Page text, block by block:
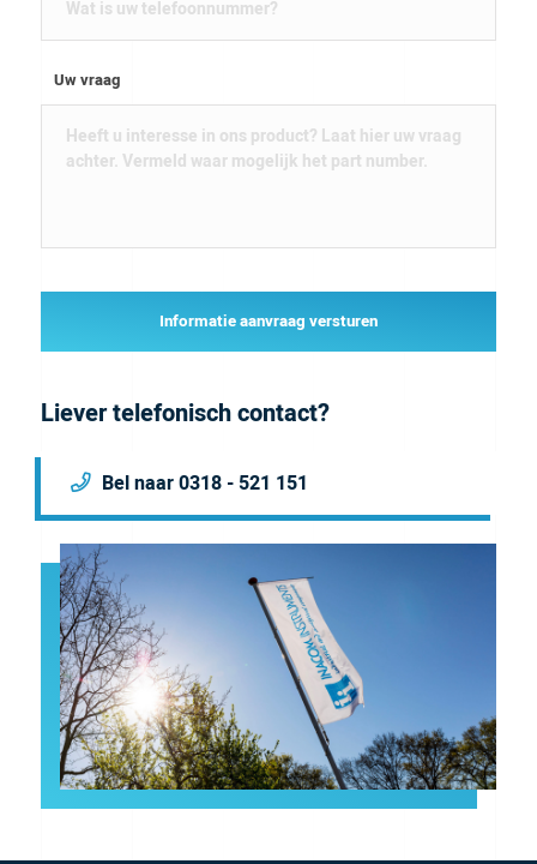
Uw vraag
Informatie aanvraag versturen
Liever telefonisch contact?
Bel naar 0318 - 521 151